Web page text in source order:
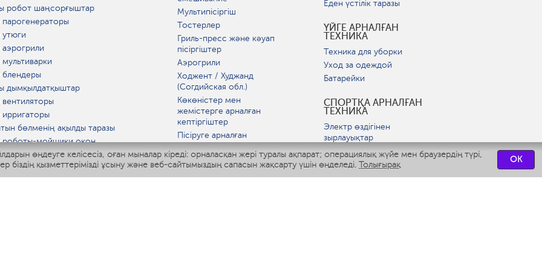
өңдеуге келісесіз, оған мыналар кіреді: орналасқан жері туралы ақпарат; операциялық жүйе мен браузердің түрі,
біздің қызметтерімізді ұсыну және веб-сайтымыздың сапасын жақсарту үшін өңделеді. Толығырақ
OK
робот шаңсорғыштар
дымқылдатқыштар
бөлменің ақылды таразы
роботы-мойщики окон
мультипісіргіш
IQ Home
Мультипісіргіш
Тостерлер
Гриль-пресс және кәуап
пісіргіштер
Аэрогрили
Ходжент / Худжанд
(Согдийская обл.)
Көкөністер мен
жемістерге арналған
кептіргіштер
Пісіруге арналған
аспаптар
Асүй таразылары
Еден үстілік таразы
ҮЙГЕ АРНАЛҒАН
ТЕХНИКА
Техника для уборки
Уход за одеждой
Батарейки
СПОРТҚА АРНАЛҒАН
ТЕХНИКА
Электр өздігінен
зырлауықтар
ВСТРАИВАЕМАЯ
ТЕХНИКА